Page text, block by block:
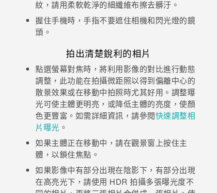
企業採購
VIVELAND
紋，請用柔軟乾淨的細纖維布擦去髒汙。
握住手機時，手指不要遮住相機和閃光燈的鏡
頭。
拍出清楚銳利的相片
點選螢幕對焦時，將利用影像的對比進行動態
調整，此功能在拍攝微距照以得到偏離中心的
散景效果或在移動中拍照時尤其好用。調整曝
光可使主體更明亮，或降低主體的亮度，使顏
色更豐富。如需詳細資訊，請參閱快速調整相
片曝光 。
如果主體正在移動中，請在觀景窗上按住主
體，以鎖住焦點。
如果影像中有部分出現在陰影下，有部分出現
在高亮光下，請使用 HDR 拍攝多張曝光度不